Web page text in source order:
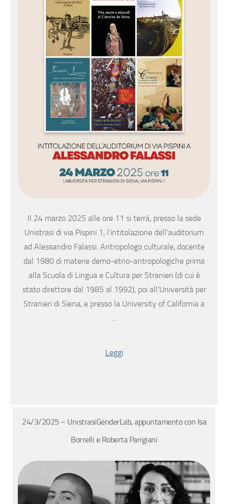
Il 24 marzo 2025 alle ore 11 si terrà, presso la sede
Unistrasi di via Pispini 1, l’intitolazione dell’auditorium
ad Alessandro Falassi. Antropologo culturale, docente
dal 1980 di materie demo-etno-antropologiche prima
alla Scuola di Lingua e Cultura per Stranieri (di cui è
stato direttore dal 1985 al 1992), poi all’Università per
Stranieri di Siena, e presso la University of California a
…
Leggi
24/3/2025 – UnistrasiGenderLab, appuntamento con Isa
Borrelli e Roberta Parigiani